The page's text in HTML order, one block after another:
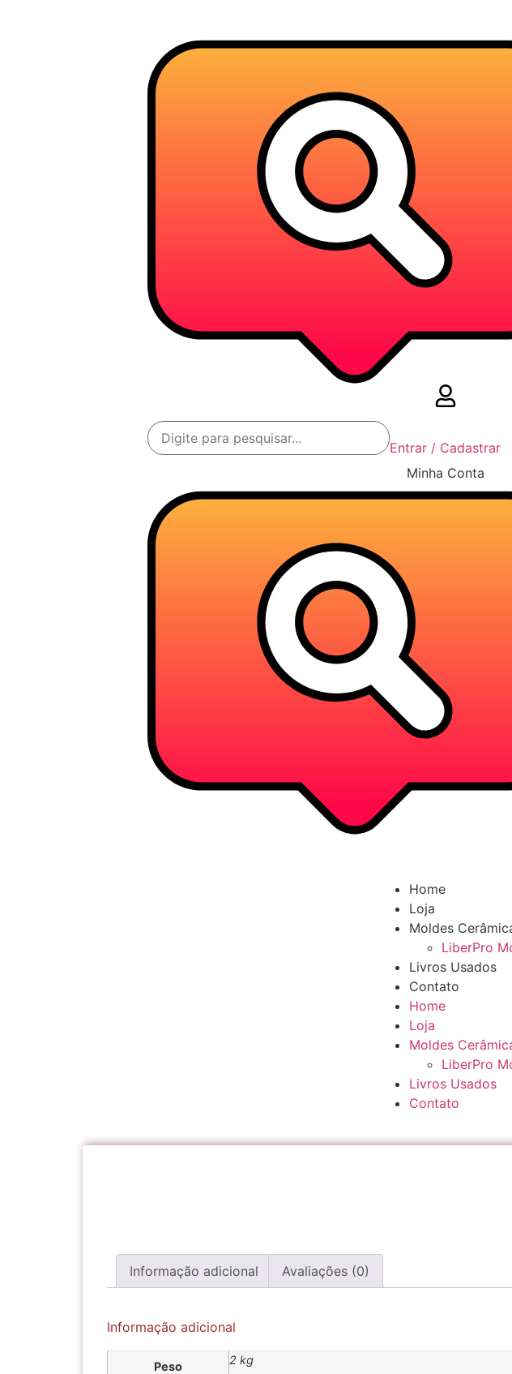
Entrar / Cadastrar
Minha Conta
Home
Loja
Moldes
LiberPro
Livros Usados
Contato
Home
Loja
Moldes
LiberPro
Livros Usados
Contato
Informação adicional Avaliações (0)
Informação adicional
Peso 2 kg